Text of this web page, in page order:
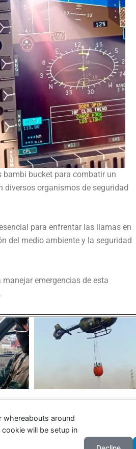
bambi bucket para combatir un
diversos organismos de seguridad
para enfrentar las llamas en
del medio ambiente y la seguridad
emergencias de esta
Entrada
whereabouts around
will be setup in